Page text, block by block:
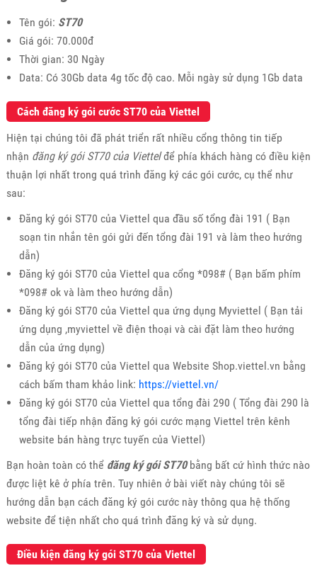
Tên gói: ST70
Giá gói: 70.000đ
Thời gian: 30 Ngày
Data: Có 30Gb data 4g tốc độ cao. Mỗi ngày sử dụng 1Gb data
Cách đăng ký gói cước ST70 của Viettel
Hiện tại chúng tôi đã phát triển rất nhiều cổng thông tin tiếp
nhận đăng ký gói ST70 của Viettelđể phía khách hàng có điều kiện
thuận lợi nhất trong quá trình đăng ký các gói cước, cụ thể như
sau:
Đăng ký gói ST70 của Viettel qua đầu số tổng đài 191 ( Bạn
soạn tin nhắn tên gói gửi đến tổng đài 191 và làm theo hướng
dẫn)
Đăng ký gói ST70 của Viettel qua cổng *098# ( Bạn bấm phím
*098# ok và làm theo hướng dẫn)
Đăng ký gói ST70 của Viettel qua ứng dụng Myviettel ( Bạn tải
ứng dụng ,myviettel về điện thoại và cài đặt làm theo hướng
dẫn của ứng dụng)
Đăng ký gói ST70 của Viettel qua Website Shop.viettel.vn bằng
cách bấm tham khảo link: https://viettel.vn/
Đăng ký gói ST70 của Viettel qua tổng đài 290 ( Tổng đài 290 là
tổng đài tiếp nhận đăng ký gói cước mạng Viettel trên kênh
website bán hàng trực tuyến của Viettel)
Bạn hoàn toàn có thể đăng ký gói ST70bằng bất cứ hình thức nào
được liệt kê ở phía trên. Tuy nhiên ở bài viết này chúng tôi sẽ
hướng dẫn bạn cách đăng ký gói cước này thông qua hệ thống
website để tiện nhất cho quá trình đăng ký và sử dụng.
Điều kiện đăng ký gói ST70 của Viettel